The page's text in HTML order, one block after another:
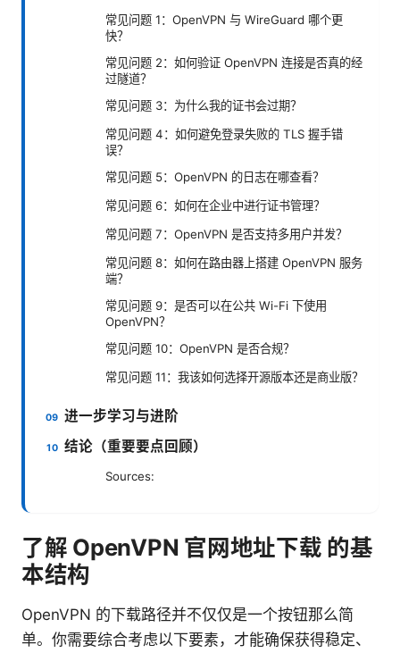
常见问题 1：OpenVPN 与 WireGuard 哪个更
快？
常见问题 2：如何验证 OpenVPN 连接是否真的经
过隧道？
常见问题 3：为什么我的证书会过期？
常见问题 4：如何避免登录失败的 TLS 握手错
误？
常见问题 5：OpenVPN 的日志在哪查看？
常见问题 6：如何在企业中进行证书管理？
常见问题 7：OpenVPN 是否支持多用户并发？
常见问题 8：如何在路由器上搭建 OpenVPN 服务
端？
常见问题 9：是否可以在公共 Wi-Fi 下使用
OpenVPN？
常见问题 10：OpenVPN 是否合规？
常见问题 11：我该如何选择开源版本还是商业版？
进一步学习与进阶
结论（重要要点回顾）
Sources:
了解 OpenVPN 官网地址下载 的基
本结构
OpenVPN 的下载路径并不仅仅是一个按钮那么简
单。你需要综合考虑以下要素，才能确保获得稳定、